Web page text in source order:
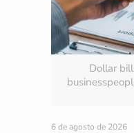
Dollar
6 de agosto de 2026